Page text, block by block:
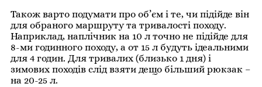
Також варто подумати про об’єм і те, чи підійде він
для обраного маршруту та тривалості походу.
Наприклад, наплічник на 10 л точно не підійде для
8-ми годинного походу, а от 15 л будуть ідеальними
для 4 годин. Для тривалих (близько 1 дня) і
зимових походів слід взяти дещо більший рюкзак –
на 20-25 л.